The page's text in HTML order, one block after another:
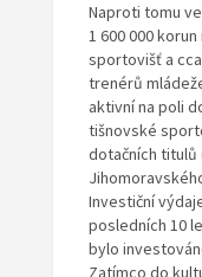
Naproti tomu
1 600 000
sportovišť a
trenérů
aktivní na poli
tišnovské
dotačních titulů
Investiční
posledních 10
bylo
Zatímco do